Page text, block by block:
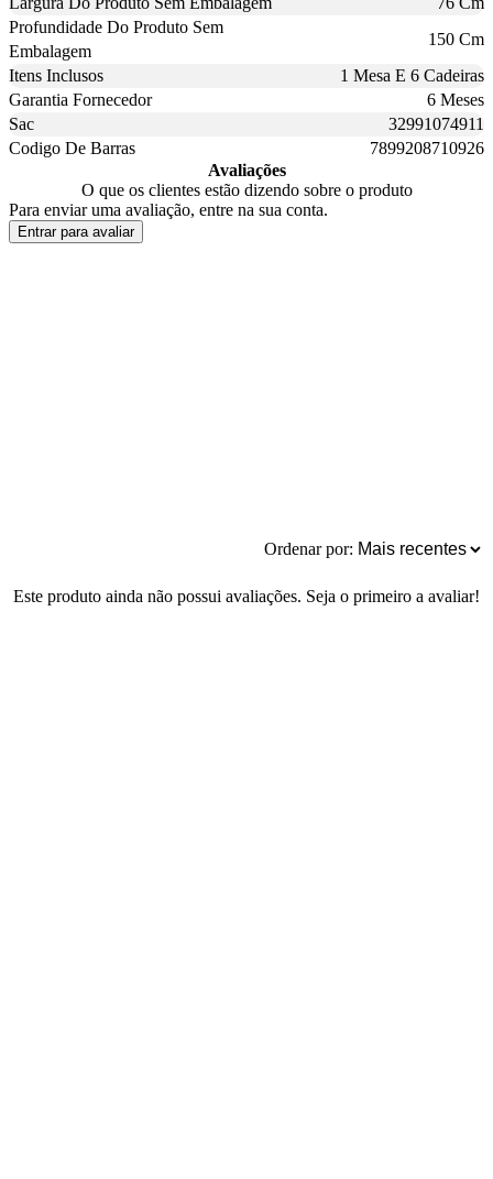
Profundidade Do Produto Sem
Embalagem
150 Cm
Itens Inclusos
1 Mesa E 6 Cadeiras
Garantia Fornecedor
6 Meses
Sac
32991074911
Codigo De Barras
7899208710926
Avaliações
O que os clientes estão dizendo sobre o produto
Para enviar uma avaliação, entre na sua conta.
Entrar para avaliar
Ordenar por:
Este produto ainda não possui avaliações. Seja o primeiro a avaliar!